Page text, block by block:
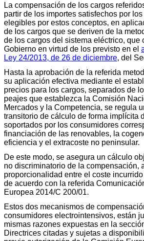
La compensación de los cargos
partir de los importes satisfechos por
elegibles por estos conceptos, en
de los cargos que se deriven de la
de los cargos del sistema eléctrico, que
Gobierno en virtud de los previsto en el
Ley 24/2013, de 26 de diciembre, del
Hasta la aprobación de la referida
su aplicación efectiva mediante el
precios para los cargos, separados de
peajes que establezca la Comisión
Mercados y la Competencia, se regula
transitorio de cálculo de forma implícita
soportados por los consumidores
financiación de las renovables, la
eficiencia y el extracoste no peninsular.
De este modo, se asegura un cálculo
no discriminatorio de la compensación,
proporcionalidad entre el coste
de acuerdo con la referida
Europea 2014/C 200/01.
Estos dos mecanismos de
consumidores electrointensivos, están
mismas razones expuestas en la
Directrices citadas y sujetas a